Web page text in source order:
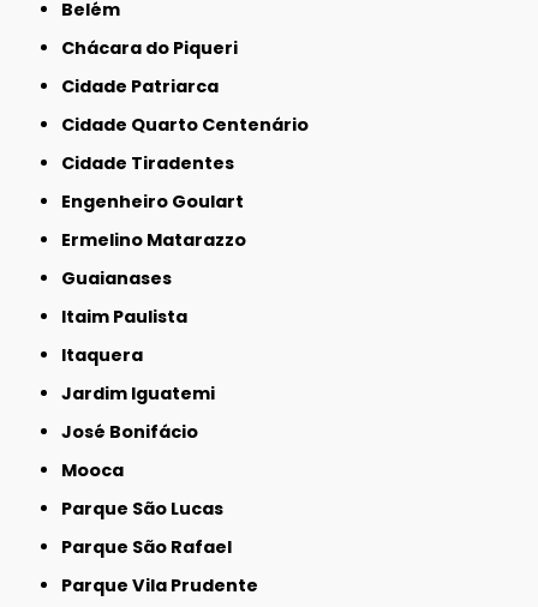
Belém
Chácara do Piqueri
Cidade Patriarca
Cidade Quarto Centenário
Cidade Tiradentes
Engenheiro Goulart
Ermelino Matarazzo
Guaianases
Itaim Paulista
Itaquera
Jardim Iguatemi
José Bonifácio
Mooca
Parque São Lucas
Parque São Rafael
Parque Vila Prudente